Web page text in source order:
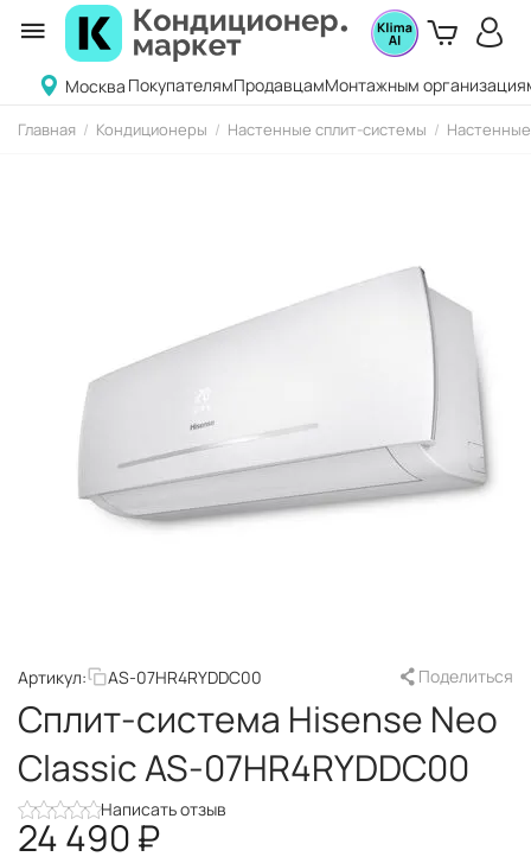
Москва ПокупателямПродавцамМонтажным
Главная / Кондиционеры / Настенные сплит-системы /
Артикул: AS-07HR4RYDDC00 Поделиться
Сплит-система Hisense Neo
Classic AS-07HR4RYDDC00
Написать отзыв
24 490₽